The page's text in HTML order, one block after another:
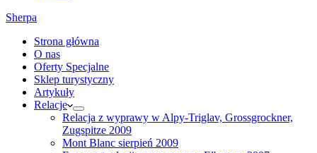
Sherpa
Strona główna
O nas
Oferty Specjalne
Sklep turystyczny
Artykuły
Relacje
Relacja z wyprawy w Alpy-Triglav, Grossgrockner,
Zugspitze 2009
Mont Blanc sierpień 2009